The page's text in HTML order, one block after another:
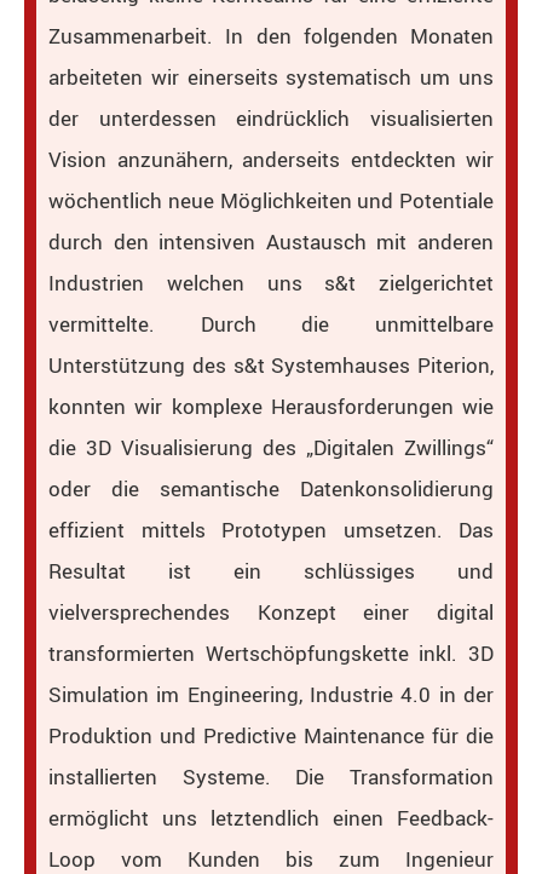
Zusammenarbeit. In den folgenden Monaten
arbeiteten wir einerseits systematisch um uns
der unterdessen eindrücklich visualisierten
Vision anzunähern, anderseits entdeckten wir
wöchentlich neue Möglichkeiten und Potentiale
durch den intensiven Austausch mit anderen
Industrien welchen uns s&t zielgerichtet
vermittelte. Durch die unmittelbare
Unterstützung des s&t Systemhauses Piterion,
konnten wir komplexe Herausforderungen wie
die 3D Visualisierung des „Digitalen Zwillings“
oder die semantische Datenkonsolidierung
effizient mittels Prototypen umsetzen.
Das
Resultat ist ein schlüssiges und
vielversprechendes Konzept einer digital
transformierten Wertschöpfungskette inkl. 3D
Simulation im Engineering, Industrie 4.0 in der
Produktion und Predictive Maintenance für die
installierten Systeme. Die Transformation
ermöglicht uns letztendlich einen Feedback-
Loop vom Kunden bis zum Ingenieur